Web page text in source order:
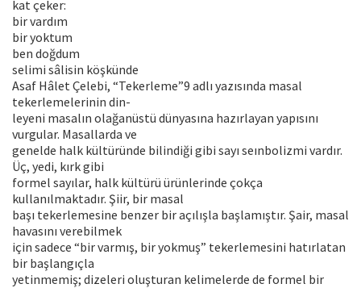
kat çeker:
bir vardım
bir yoktum
ben doğdum
selimi sâlisin köşkünde
Asaf Hâlet Çelebi, “Tekerleme”9 adlı yazısında masal
tekerlemelerinin din-
leyeni masalın olağanüstü dünyasına hazırlayan yapısını
vurgular. Masallarda ve
genelde halk kültüründe bilindiği gibi sayı seınbolizmi vardır.
Üç, yedi, kırk gibi
formel sayılar, halk kültürü ürünlerinde çokça
kullanılmaktadır. Şiir, bir masal
başı tekerlemesine benzer bir açılışla başlamıştır. Şair, masal
havasını verebilmek
için sadece “bir varmış, bir yokmuş” tekerlemesini hatırlatan
bir başlangıçla
yetinmemiş; dizeleri oluşturan kelimelerde de formel bir